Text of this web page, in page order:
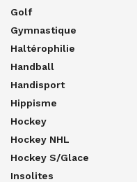
Golf
Gymnastique
Haltérophilie
Handball
Handisport
Hippisme
Hockey
Hockey NHL
Hockey S/glace
Insolites